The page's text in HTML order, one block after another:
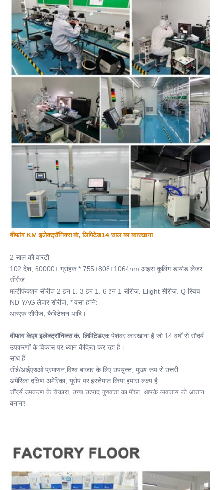
वीफांग KM इलेक्ट्रॉनिक्स कं, लिमिटेड14 साल का कारखाना
2 साल की वारंटी
102 देश, 60000+ ग्राहक * 755+808+1064nm आइस कूलिंग डायोड लेजर
सीरीज,
मल्टीफंक्शन सीरीज 2 इन 1, 3 इन 1, 6 इन 1 सीरीज, Elight सीरीज, Q स्विच
ND YAG लेजर सीरीज, * वसा हानि:
आरएफ सीरीज, कैविटेशन आदि।
वीफांग केएम इलेक्ट्रॉनिक्स कं, लिमिटेडएक पेशेवर कारखाना है जो 14 वर्षों से सौंदर्य
उपकरणों के विकास पर ध्यान केंद्रित कर रहा है।
साथ हैं
सीई/आईएसओ प्रमाणन,विश्व बाजार के लिए उपयुक्त, मुख्य रूप से उत्तरी
अमेरिका,दक्षिण अमेरिका, यूरोप पर इस्तेमाल किया,हमारा लक्ष्य है
सौंदर्य उपकरण के विकास, उच्च उत्पाद गुणवत्ता का पीछा, आपके व्यवसाय को आसान
बनाना!